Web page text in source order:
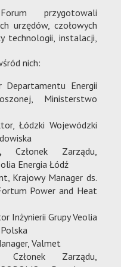
przygotowali
urzędów, czołowych
technologii, instalacji,
nich:
Departamentu Energii
Ministerstwo
Łódzki Wojewódzki
Członek Zarządu,
Energia Łódź
Krajowy Manager ds.
Power and Heat
Inżynierii Grupy Veolia
Valmet
Członek Zarządu,